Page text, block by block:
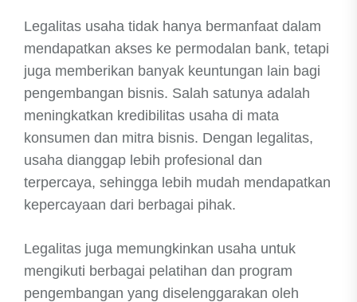
Legalitas usaha tidak hanya bermanfaat dalam
mendapatkan akses ke permodalan bank, tetapi
juga memberikan banyak keuntungan lain bagi
pengembangan bisnis. Salah satunya adalah
meningkatkan kredibilitas usaha di mata
konsumen dan mitra bisnis. Dengan legalitas,
usaha dianggap lebih profesional dan
terpercaya, sehingga lebih mudah mendapatkan
kepercayaan dari berbagai pihak.
Legalitas juga memungkinkan usaha untuk
mengikuti berbagai pelatihan dan program
pengembangan yang diselenggarakan oleh